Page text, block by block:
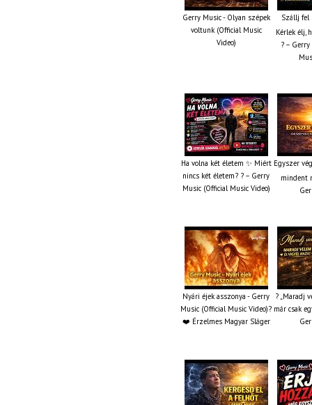
Gerry Music - Olyan szépek
voltunk (Official Music
Video)
Szállj fel
Kérlek élj,
? –
Ha volna két életem ✨ Miért
nincs két életem? ? – Gerry
Music (Official Music Video)
Egyszer
mindent
Nyári éjek asszonya - Gerry
Music (Official Music Video)?
❤️ Érzelmes Magyar Sláger
? „Maradj
már csak